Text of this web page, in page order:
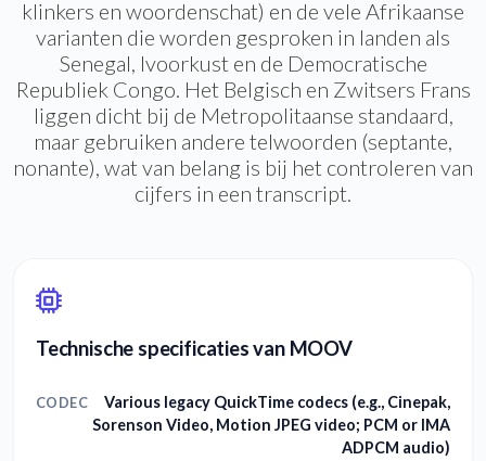
klinkers en woordenschat) en de vele Afrikaanse
varianten die worden gesproken in landen als
Senegal, Ivoorkust en de Democratische
Republiek Congo. Het Belgisch en Zwitsers Frans
liggen dicht bij de Metropolitaanse standaard,
maar gebruiken andere telwoorden (septante,
nonante), wat van belang is bij het controleren van
cijfers in een transcript.
Technische specificaties van MOOV
CODEC
Various legacy QuickTime codecs (e.g., Cinepak,
Sorenson Video, Motion JPEG video; PCM or IMA
ADPCM audio)